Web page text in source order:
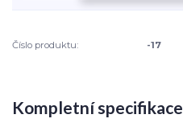
Číslo produktu: -17
Kompletní specifikace